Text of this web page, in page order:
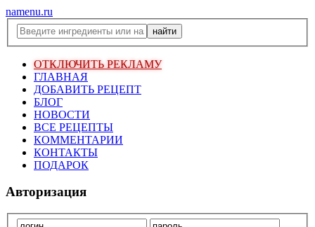
namenu.ru
ОТКЛЮЧИТЬ РЕКЛАМУ
ГЛАВНАЯ
ДОБАВИТЬ РЕЦЕПТ
БЛОГ
НОВОСТИ
ВСЕ РЕЦЕПТЫ
КОММЕНТАРИИ
КОНТАКТЫ
ПОДАРОК
Авторизация